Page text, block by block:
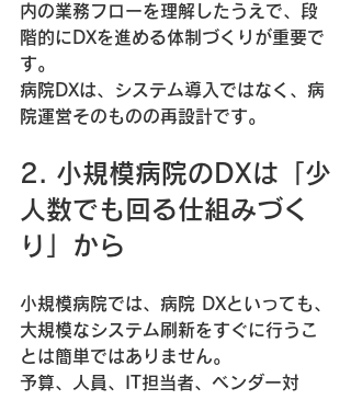
内の業務フローを理解したうえで、段
階的にDXを進める体制づくりが重要で
す。
病院DXは、システム導入ではなく、病
院運営そのものの再設計です。
2. 小規模病院のDXは「少
人数でも回る仕組みづく
り」から
小規模病院では、病院 DXといっても、
大規模なシステム刷新をすぐに行うこ
とは簡単ではありません。
予算、人員、IT担当者、ベンダー対